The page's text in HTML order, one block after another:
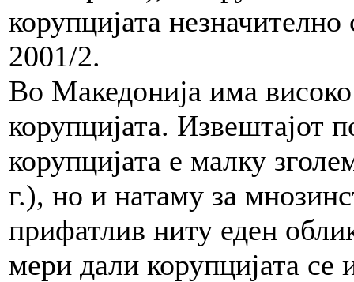
корупцијата
2001/2.
Во Македонија има
корупцијата. Извештајот
корупцијата е малку
г.), но и натаму за
прифатлив ниту еден
мери дали корупцијата се